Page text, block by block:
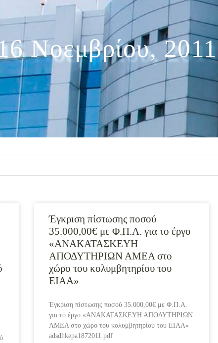
Νοεμβρίου, 2011
Έγκριση πίστωσης ποσού
35.000,00€ με Φ.Π.Α. για το έργο
«ΑΝΑΚΑΤΑΣΚΕΥΗ
ΑΠΟΔΥΤΗΡΙΩΝ ΑΜΕΑ στο
χώρο του κολυμβητηρίου του
ΕΙΑΑ»
Έγκριση πίστωσης ποσού 35.000,00€ με Φ.Π.Α.
για το έργο «ΑΝΑΚΑΤΑΣΚΕΥΗ ΑΠΟΔΥΤΗΡΙΩΝ
ΑΜΕΑ στο χώρο του κολυμβητηρίου του ΕΙΑΑ»
adsdhkepa1872011.pdf